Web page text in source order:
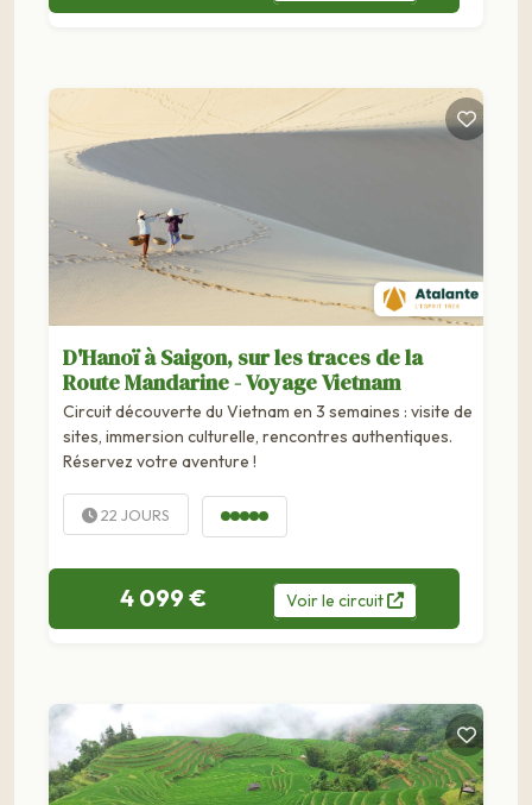
D'Hanoï à Saigon, sur les traces de la
Route Mandarine - Voyage Vietnam
Circuit découverte du Vietnam en 3 semaines : visite de
sites, immersion culturelle, rencontres authentiques.
Réservez votre aventure !
22 JOURS
4 099 € Voirle circuit